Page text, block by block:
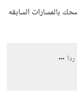
بالمسارات السابقه